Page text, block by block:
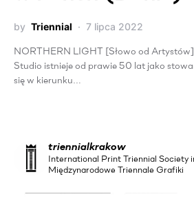
by Triennial 7 lipca 2022
NORTHERN LIGHT [Słowo od
Studio istnieje od prawie 50 lat jako
się w kierunku…
triennialkrakow
International Print Triennial Society
Międzynarodowe Triennale Grafiki